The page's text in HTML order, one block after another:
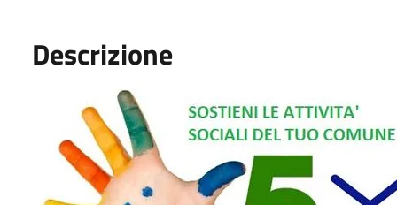
Descrizione